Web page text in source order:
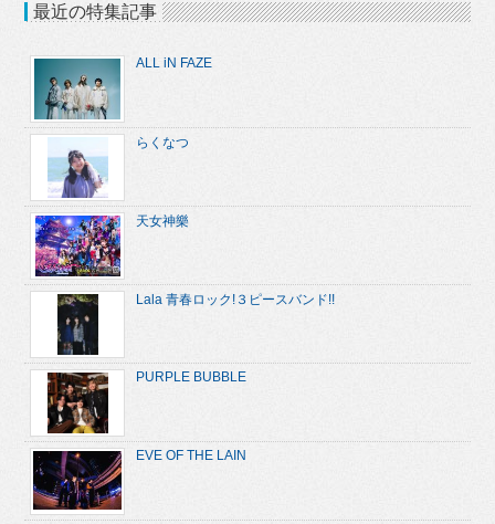
最近の特集記事
ALL iN FAZE
らくなつ
天女神樂
Lala 青春ロック!３ピースバンド!!
PURPLE BUBBLE
EVE OF THE LAIN